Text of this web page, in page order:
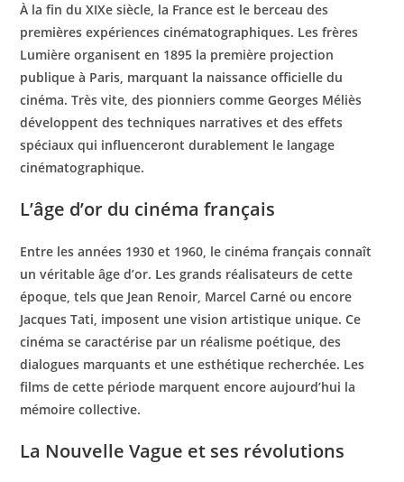
À la fin du XIXe siècle, la France est le berceau des
premières expériences cinématographiques. Les frères
Lumière organisent en 1895 la première projection
publique à Paris, marquant la naissance officielle du
cinéma. Très vite, des pionniers comme Georges Méliès
développent des techniques narratives et des effets
spéciaux qui influenceront durablement le langage
cinématographique.
L’âge d’or du cinéma français
Entre les années 1930 et 1960, le cinéma français connaît
un véritable âge d’or. Les grands réalisateurs de cette
époque, tels que Jean Renoir, Marcel Carné ou encore
Jacques Tati, imposent une vision artistique unique. Ce
cinéma se caractérise par un réalisme poétique, des
dialogues marquants et une esthétique recherchée. Les
films de cette période marquent encore aujourd’hui la
mémoire collective.
La Nouvelle Vague et ses révolutions